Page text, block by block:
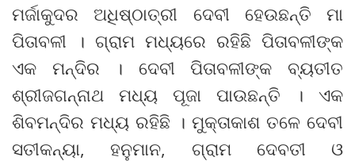
ମର୍ଜାକୁଦର ଅଧିଷ୍ଠାତ୍ରୀ ଦେବୀ ହେଉଛନ୍ତି ମା
ପିତାବଳୀ । ଗ୍ରାମ ମଧ୍ୟରେ ରହିଛି ପିତାବଳୀଙ୍କ
ଏକ ମନ୍ଦିର । ଦେବୀ ପିତାବଳୀଙ୍କ ବ୍ୟତୀତ
ଶ୍ରୀଜଗନ୍ନାଥ ମଧ୍ୟ ପୂଜା ପାଉଛନ୍ତି । ଏକ
ଶିବମନ୍ଦିର ମଧ୍ୟ ରହିଛି । ମୁକ୍ତାକାଶ ତଳେ ଦେବୀ
ସତୀକନ୍ୟା, ହନୁମାନ, ଗ୍ରାମ ଦେବତୀ ଓ